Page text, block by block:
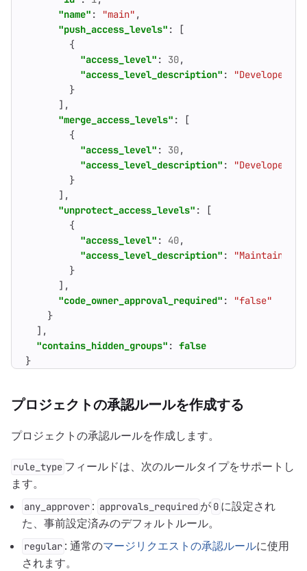
"name" : "main" ,
"push_access_levels" :
[
{
"access_level" : 30,
"access_level_description" :
"Developers
}
],
"merge_access_levels" :
[
{
"access_level" : 30,
"access_level_description" :
"Developers
}
],
"unprotect_access_levels" :
[
{
"access_level" : 40,
"access_level_description" :
"Maintainers"
}
],
"code_owner_approval_required" :
"false"
}
],
"contains_hidden_groups" : false
}
プロジェクトの承認ルールを作成する
プロジェクトの承認ルールを作成します。
rule_type フィールドは、次のルールタイプをサポートし
ます。
any_approver : approvals_required が 0 に設定され
た、事前設定済みのデフォルトルール。
regular : 通常のマージリクエストの承認ルールに使用
されます。